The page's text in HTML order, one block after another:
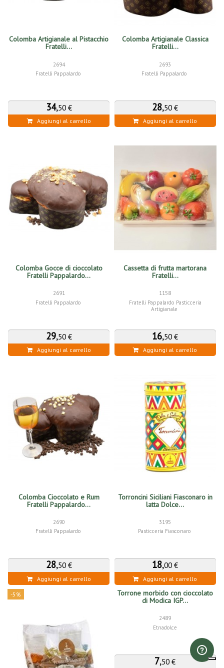
Colomba Artigianale al Pistacchio
Fratelli...
2694
Fratelli Pappalardo
34,50 €
Aggiungi al carrello
Colomba Artigianale Classica
Fratelli...
2693
Fratelli Pappalardo
28,50 €
Aggiungi al carrello
Colomba Gocce di cioccolato
Fratelli Pappalardo...
2691
Fratelli Pappalardo
29,50 €
Aggiungi al carrello
Cassetta di frutta martorana
Fratelli...
1158
Fratelli Pappalardo Pasticceria
Artigianale
16,50 €
Aggiungi al carrello
Colomba Cioccolato e Rum
Fratelli Pappalardo...
2690
Fratelli Pappalardo
28,50 €
Aggiungi al carrello
Torroncini Siciliani Fiasconaro in
latta Dolce...
3195
Pasticceria Fiasconaro
18,00 €
Aggiungi al carrello
-5%
Torrone morbido con cioccolato
di Modica IGP...
2489
Etnadolce
7,50 €